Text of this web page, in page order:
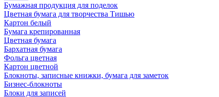
Бумажная продукция для поделок
Цветная бумага для творчества Тишью
Картон белый
Бумага крепированная
Цветная бумага
Бархатная бумага
Фольга цветная
Картон цветной
Блокноты, записные книжки, бумага для заметок
Бизнес-блокноты
Блоки для записей